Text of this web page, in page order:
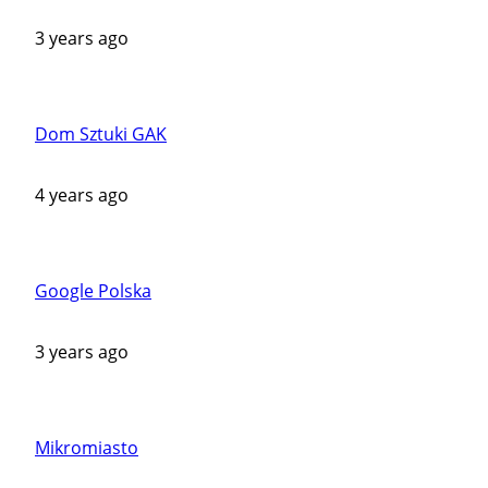
3 years ago
Dom Sztuki GAK
4 years ago
Google Polska
3 years ago
Mikromiasto